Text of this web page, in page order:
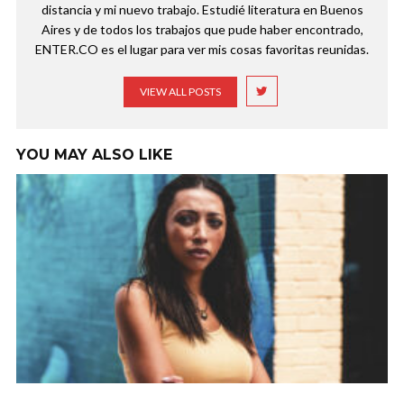
distancia y mi nuevo trabajo. Estudié literatura en Buenos
Aires y de todos los trabajos que pude haber encontrado,
ENTER.CO es el lugar para ver mis cosas favoritas reunidas.
VIEW ALL POSTS
YOU MAY ALSO LIKE